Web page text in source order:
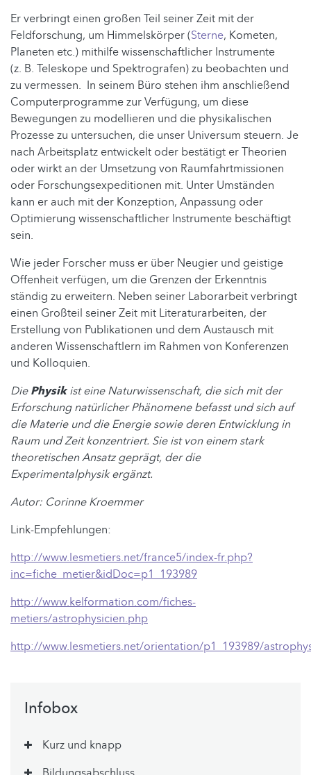
Er verbringt einen großen Teil seiner Zeit mit der
Feldforschung, um Himmelskörper (Sterne, Kometen,
Planeten etc.) mithilfe wissenschaftlicher Instrumente
(z. B. Teleskope und Spektrografen) zu beobachten und
zu vermessen. In seinem Büro stehen ihm anschließend
Computerprogramme zur Verfügung, um diese
Bewegungen zu modellieren und die physikalischen
Prozesse zu untersuchen, die unser Universum steuern. Je
nach Arbeitsplatz entwickelt oder bestätigt er Theorien
oder wirkt an der Umsetzung von Raumfahrtmissionen
oder Forschungsexpeditionen mit. Unter Umständen
kann er auch mit der Konzeption, Anpassung oder
Optimierung wissenschaftlicher Instrumente beschäftigt
sein.
Wie jeder Forscher muss er über Neugier und geistige
Offenheit verfügen, um die Grenzen der Erkenntnis
ständig zu erweitern. Neben seiner Laborarbeit verbringt
einen Großteil seiner Zeit mit Literaturarbeiten, der
Erstellung von Publikationen und dem Austausch mit
anderen Wissenschaftlern im Rahmen von Konferenzen
und Kolloquien.
DiePhysikist eine Naturwissenschaft, die sich mit der
Erforschung natürlicher Phänomene befasst und sich auf
die Materie und die Energie sowie deren Entwicklung in
Raum und Zeit konzentriert. Sie ist von einem stark
theoretischen Ansatz geprägt, der die
Experimentalphysik ergänzt.
Autor: Corinne Kroemmer
Link-Empfehlungen:
http://www.lesmetiers.net/france5/index-fr.php?
inc=fiche_metier&idDoc=p1_193989
http://www.kelformation.com/fiches-
metiers/astrophysicien.php
http://www.lesmetiers.net/orientation/p1_193989/
Infobox
Kurz und knapp